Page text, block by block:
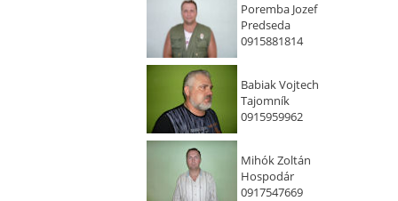
Poremba Jozef
Predseda
0915881814
Babiak Vojtech
Tajomník
0915959962
Mihók Zoltán
Hospodár
0917547669